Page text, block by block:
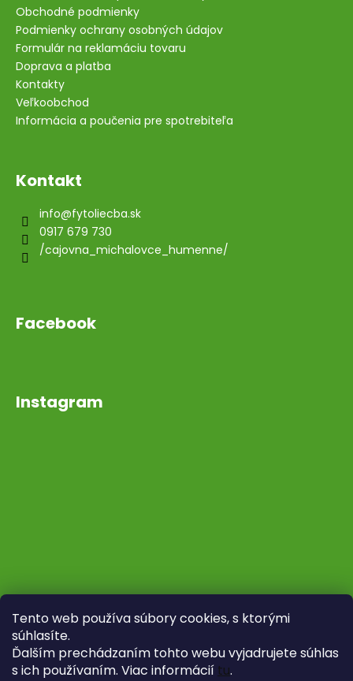
Tento web používa súbory cookies, s ktorými
súhlasíte.
Ďalším prechádzaním tohto webu vyjadrujete súhlas
s ich používaním. Viac informácií tu.
Obchodné podmienky
Podmienky ochrany osobných údajov
Formulár na reklamáciu tovaru
Doprava a platba
Kontakty
Veľkoobchod
Informácia a poučenia pre spotrebiteľa
Kontakt
info@fytoliecba.sk
0917 679 730
/cajovna_michalovce_humenne/
Facebook
Instagram